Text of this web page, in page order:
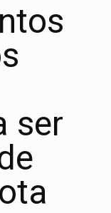
ser